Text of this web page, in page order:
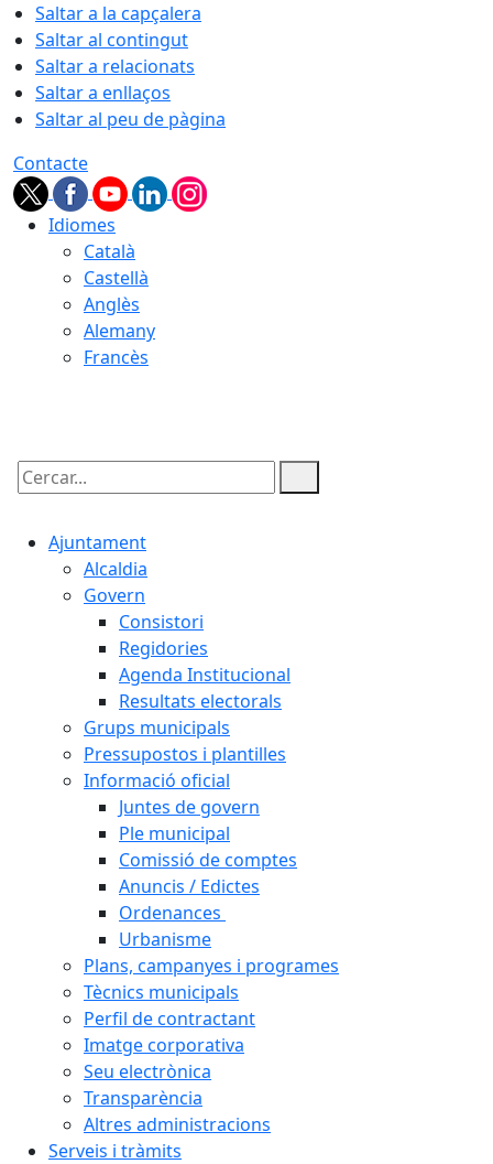
Saltar a la capçalera
Saltar al contingut
Saltar a relacionats
Saltar a enllaços
Saltar al peu de pàgina
Contacte
Idiomes
Català
Castellà
Anglès
Alemany
Francès
Cercar:
Ajuntament
Alcaldia
Govern
Consistori
Regidories
Agenda Institucional
Resultats electorals
Grups municipals
Pressupostos i plantilles
Informació oficial
Juntes de govern
Ple municipal
Comissió de comptes
Anuncis / Edictes
Ordenances
Urbanisme
Plans, campanyes i programes
Tècnics municipals
Perfil de contractant
Imatge corporativa
Seu electrònica
Transparència
Altres administracions
Serveis i tràmits